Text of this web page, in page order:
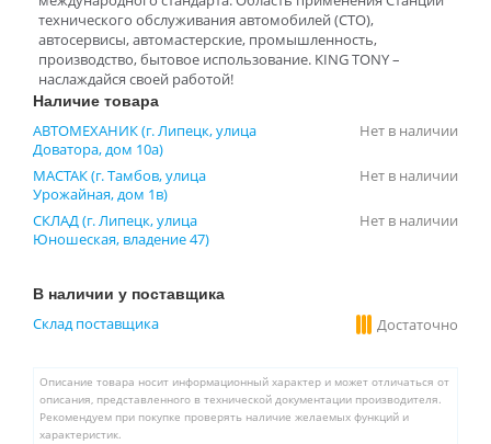
технического обслуживания автомобилей (СТО),
автосервисы, автомастерские, промышленность,
производство, бытовое использование. KING TONY –
наслаждайся своей работой!
Наличие товара
АВТОМЕХАНИК (г. Липецк, улица
Доватора, дом 10а)
Нет в наличии
МАСТАК (г. Тамбов, улица
Урожайная, дом 1в)
Нет в наличии
СКЛАД (г. Липецк, улица
Юношеская, владение 47)
Нет в наличии
В наличии у поставщика
Склад поставщика Достаточно
Описание товара носит информационный характер и может отличаться от
описания, представленного в технической документации производителя.
Рекомендуем при покупке проверять наличие желаемых функций и
характеристик.